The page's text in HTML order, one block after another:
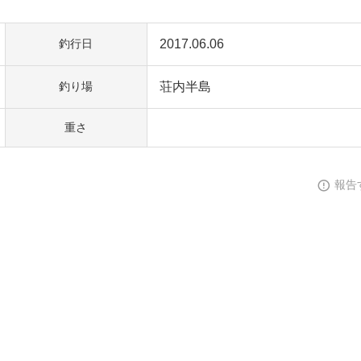
釣行日 2017.06.06
釣り場 荘内半島
重さ
報告